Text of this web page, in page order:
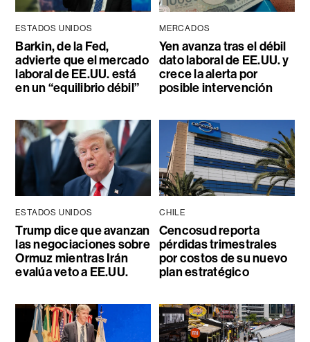
ESTADOS UNIDOS
Barkin, de la Fed,
advierte que el mercado
laboral de EE.UU. está
en un “equilibrio débil”
MERCADOS
Yen avanza tras el débil
dato laboral de EE.UU. y
crece la alerta por
posible intervención
ESTADOS UNIDOS
Trump dice que avanzan
las negociaciones sobre
Ormuz mientras Irán
evalúa veto a EE.UU.
CHILE
Cencosud reporta
pérdidas trimestrales
por costos de su nuevo
plan estratégico